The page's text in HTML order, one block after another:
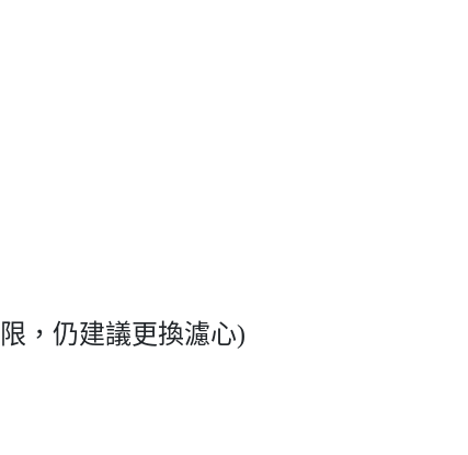
，仍建議更換濾心)